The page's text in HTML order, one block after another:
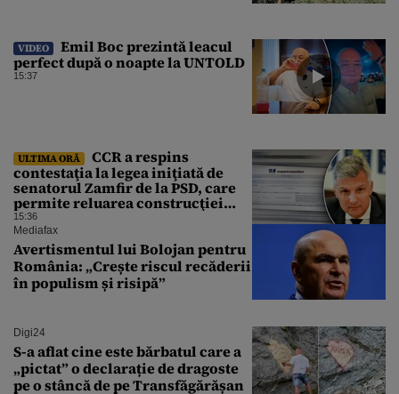
VIDEO
Emil Boc prezintă leacul
perfect după o noapte la UNTOLD
15:37
ULTIMA ORĂ
CCR a respins
contestaţia la legea iniţiată de
senatorul Zamfir de la PSD, care
permite reluarea construcţiei
hidrocentralelor din zonele
protejate
15:36
Mediafax
Avertismentul lui Bolojan pentru
România: „Crește riscul recăderii
în populism și risipă”
Digi24
S-a aflat cine este bărbatul care a
„pictat” o declarație de dragoste
pe o stâncă de pe Transfăgărășan